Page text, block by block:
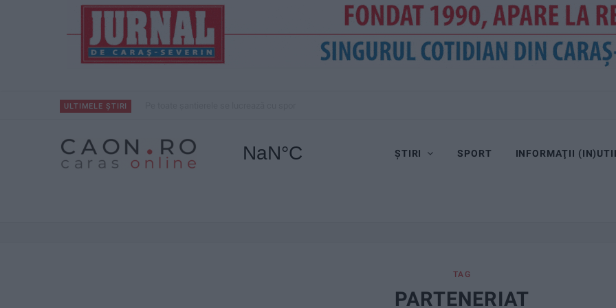
ULTIMELE ȘTIRI
ȘTIRI SPORT INFORMAŢII
TAG
PARTENERIAT